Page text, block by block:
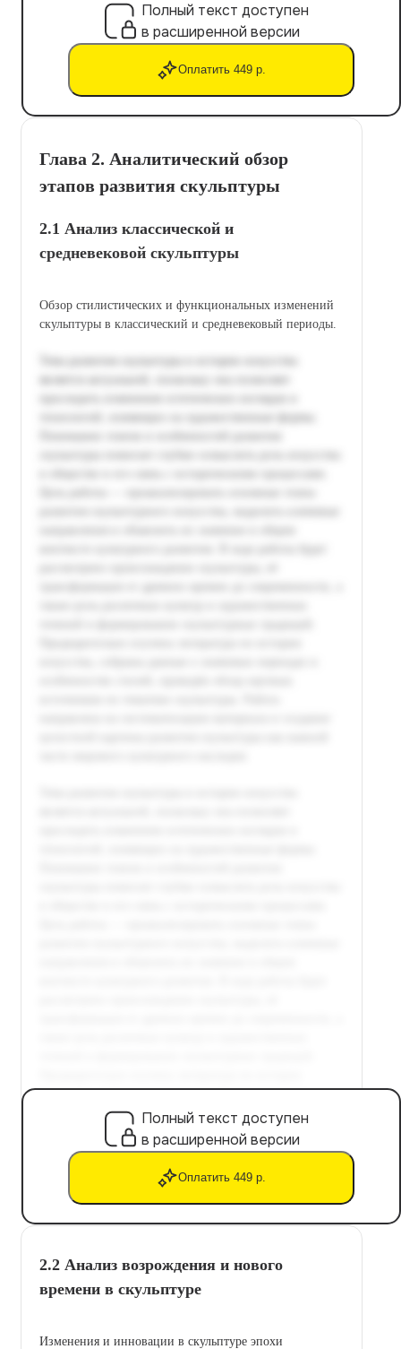
Полный текст доступен
в расширенной версии
Оплатить 449 р.
Глава 2. Аналитический обзор
этапов развития скульптуры
2.1 Анализ классической и
средневековой скульптуры
Обзор стилистических и функциональных изменений
скульптуры в классический и средневековый периоды.
Полный текст доступен
в расширенной версии
Оплатить 449 р.
2.2 Анализ возрождения и нового
времени в скульптуре
Изменения и инновации в скульптуре эпохи